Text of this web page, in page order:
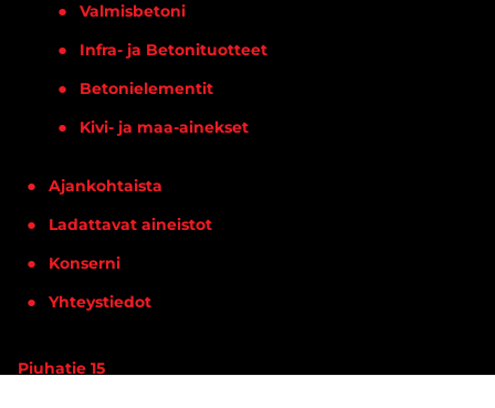
Valmisbetoni
Infra- ja Betonituotteet
Betonielementit
Kivi- ja maa-ainekset
Ajankohtaista
Ladattavat aineistot
Konserni
Yhteystiedot
Piuhatie 15